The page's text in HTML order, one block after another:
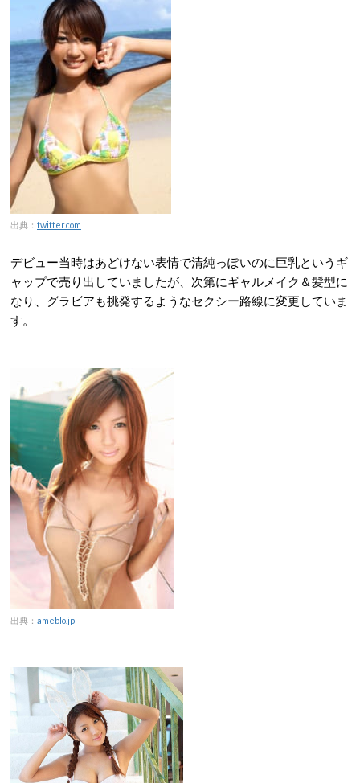
出典： twitter.com
デビュー当時はあどけない表情で清純っぽいのに巨乳というギ
ャップで売り出していましたが、次第にギャルメイク＆髪型に
なり、グラビアも挑発するようなセクシー路線に変更していま
す。
出典： ameblo.jp